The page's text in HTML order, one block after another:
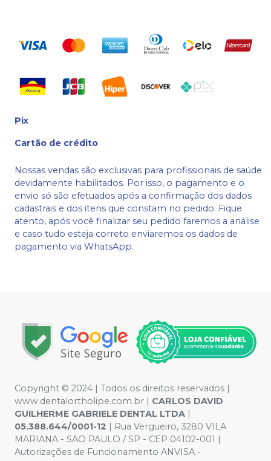
Pix
Cartão de crédito
Nossas vendas são exclusivas para profissionais de saúde
devidamente habilitados. Por isso, o pagamento e o
envio só são efetuados após a confirmação dos dados
cadastrais e dos itens que constam no pedido. Fique
atento, após você finalizar seu pedido faremos a análise
e caso tudo esteja correto enviaremos os dados de
pagamento via WhatsApp.
Copyright © 2024 | Todos os direitos reservados |
www.dentalortholipe.com.br | CARLOS DAVID
GUILHERME GABRIELE DENTAL LTDA |
05.388.644/0001-12 | Rua Vergueiro, 3280 VILA
MARIANA - SAO PAULO / SP - CEP 04102-001 |
Autorizações de Funcionamento ANVISA -